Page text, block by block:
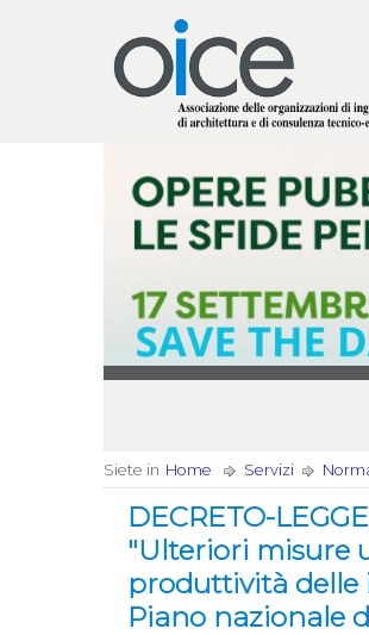
Siete in Home Servizi
DECRETO-
"Ulteriori misure
produttività delle
Piano nazionale